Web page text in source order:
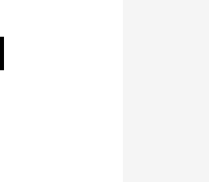
SUR FACEBOOK
SUR